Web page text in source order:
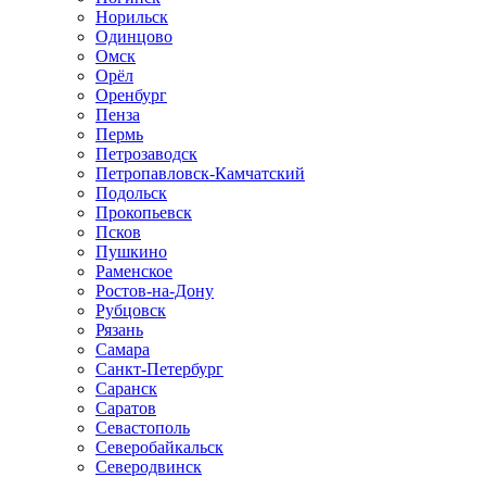
Норильск
Одинцово
Омск
Орёл
Оренбург
Пенза
Пермь
Петрозаводск
Петропавловск-Камчатский
Подольск
Прокопьевск
Псков
Пушкино
Раменское
Ростов-на-Дону
Рубцовск
Рязань
Самара
Санкт-Петербург
Саранск
Саратов
Севастополь
Северобайкальск
Северодвинск